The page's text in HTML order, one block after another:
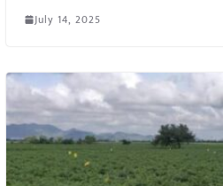
July 14, 2025